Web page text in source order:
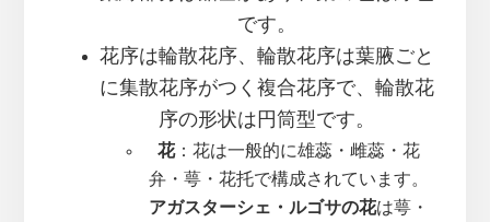
です。
花序は輪散花序、輪散花序は葉腋ごと
に集散花序がつく複合花序で、輪散花
序の形状は円筒型です。
花：花は一般的に雄蕊・雌蕊・花
弁・萼・花托で構成されています。
アガスターシェ・ルゴサの花は萼・